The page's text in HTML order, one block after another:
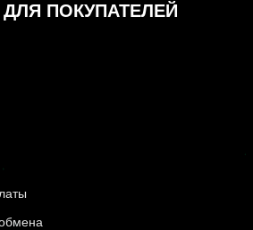
ПОКУПАТЕЛЕЙ